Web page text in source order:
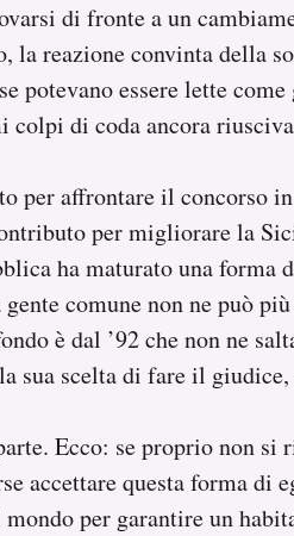
di fronte a un
la reazione convinta della
potevano essere lette
di coda ancora
per affrontare il concorso
per migliorare la
ha maturato una forma
comune non ne può
è dal ’92 che non ne
sua scelta di fare il
Ecco: se proprio non si
accettare questa forma di
per garantire un